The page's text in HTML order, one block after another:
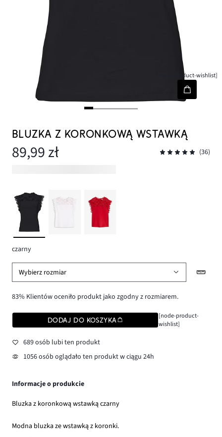
[node-product-wishlist]
BLUZKA Z KORONKOWĄ WSTAWKĄ
89,99 zł (36)
czarny
Wybierz rozmiar
83% Klientów oceniło produkt jako zgodny z rozmiarem.
DODAJ DO KOSZYKA
[node-product-
wishlist]
689 osób lubi ten produkt
1056 osób oglądało ten produkt w ciągu 24h
Informacje o produkcie
Bluzka z koronkową wstawką czarny
Modna bluzka ze wstawką z koronki.